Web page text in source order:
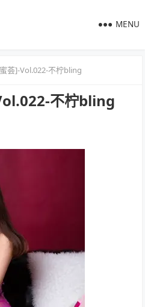
MENU
荟]-Vol.022-不柠bling
不柠bling